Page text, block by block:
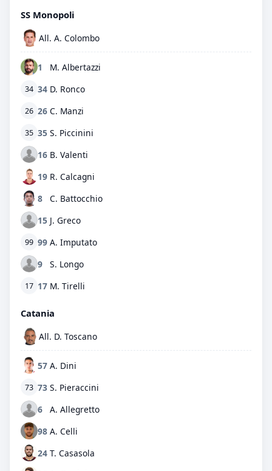
SS Monopoli
All. A. Colombo
1 M. Albertazzi
34 34 D. Ronco
26 26 C. Manzi
35 35 S. Piccinini
16 B. Valenti
19 R. Calcagni
8
C. Battocchio
15 J. Greco
99 99 A. Imputato
9
S. Longo
17 17 M. Tirelli
Catania
All. D. Toscano
57 A. Dini
73 73 S. Pieraccini
6
A. Allegretto
98 A. Celli
24 T. Casasola